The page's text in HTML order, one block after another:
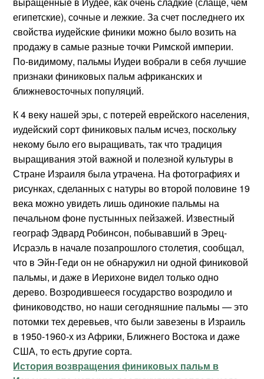
египетские), сочные и лежкие. За счет последнего их
свойства иудейские финики можно было возить на
продажу в самые разные точки Римской империи.
По-видимому, пальмы Иудеи вобрали в себя лучшие
признаки финиковых пальм африканских и
ближневосточных популяций.
К 4 веку нашей эры, с потерей еврейского населения,
иудейский сорт финиковых пальм исчез, поскольку
некому было его выращивать, так что традиция
выращивания этой важной и полезной культуры в
Стране Израиля была утрачена. На фотографиях и
рисунках, сделанных с натуры во второй половине 19
века можно увидеть лишь одинокие пальмы на
печальном фоне пустынных пейзажей. Известный
географ Эдвард Робинсон, побывавший в Эрец-
Исраэль в начале позапрошлого столетия, сообщал,
что в Эйн-Геди он не обнаружил ни одной финиковой
пальмы, и даже в Иерихоне видел только одно
дерево. Возродившееся государство возродило и
финиководство, но наши сегодняшние пальмы — это
потомки тех деревьев, что были завезены в Израиль
в 1950-1960-х из Африки, Ближнего Востока и даже
США, то есть другие сорта.
История возвращения финиковых пальм в